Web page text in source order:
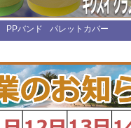
PPバンド パレットカバー